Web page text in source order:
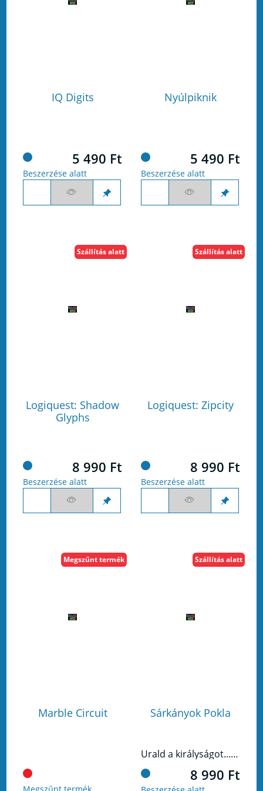
IQ Digits
5 490 Ft
Beszerzése alatt
Nyúlpiknik
5 490 Ft
Beszerzése alatt
Logiquest: Shadow
Glyphs
Szállítás alatt
8 990 Ft
Beszerzése alatt
Logiquest: Zipcity
Szállítás alatt
8 990 Ft
Beszerzése alatt
Marble Circuit
Megszűnt termék
Megszűnt termék
Sárkányok Pokla
Urald a királyságot... vagy borítsd lángba!
Szállítás alatt
8 990 Ft